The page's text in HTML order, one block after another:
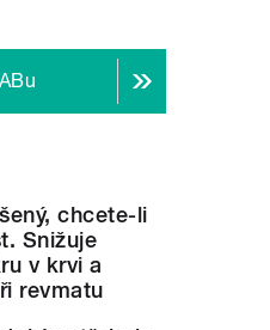
chcete-li
Snižuje
v krvi a
revmatu